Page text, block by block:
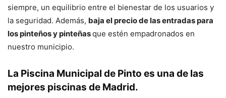
siempre, un equilibrio entre el bienestar de los usuarios y
la seguridad. Además, baja el precio de las entradas para
los pinteños y pinteñasque estén empadronados en
nuestro municipio.
La Piscina Municipal de Pinto es una de las
mejores piscinas de Madrid.